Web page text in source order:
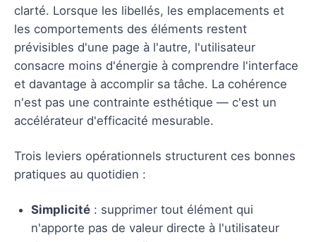
clarté. Lorsque les libellés, les emplacements et
les comportements des éléments restent
prévisibles d'une page à l'autre, l'utilisateur
consacre moins d'énergie à comprendre l'interface
et davantage à accomplir sa tâche. La cohérence
n'est pas une contrainte esthétique — c'est un
accélérateur d'efficacité mesurable.
Trois leviers opérationnels structurent ces bonnes
pratiques au quotidien :
Simplicité : supprimer tout élément qui
n'apporte pas de valeur directe à l'utilisateur